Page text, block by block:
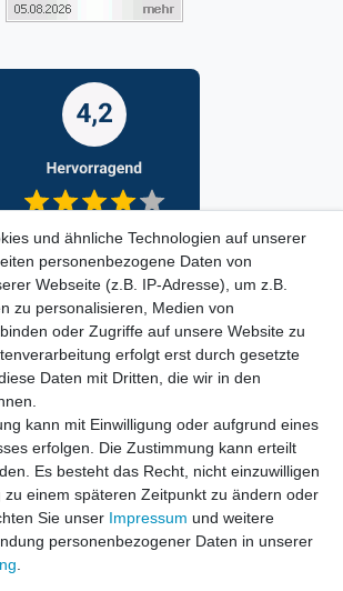
und ähnliche Technologien auf unserer
personenbezogene Daten von
Webseite (z.B. IP-Adresse), um z.B.
zu personalisieren, Medien von
oder Zugriffe auf unsere Website zu
erfolgt erst durch gesetzte
Daten mit Dritten, die wir in den
kann mit Einwilligung oder aufgrund eines
erfolgen. Die Zustimmung kann erteilt
Es besteht das Recht, nicht einzuwilligen
zu einem späteren Zeitpunkt zu ändern oder
Sie unser Impressum und weitere
personenbezogener Daten in unserer